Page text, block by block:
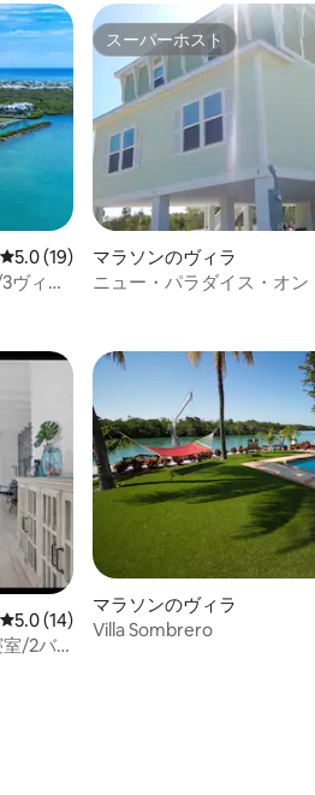
レビュー19件、5つ星中5.0つ星の平均
5.0 (19)
ヴィ
スーパーホスト
スーパーホスト
マラソンのヴィラ
ニュー・パラダイス・オン
レビュー14件、5つ星中5.0つ星の平均
5.0 (14)
室/2バ
マラソンのヴィラ
Villa Sombrero